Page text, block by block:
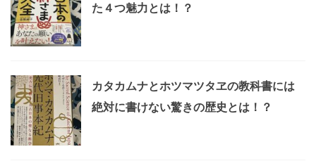
た４つ魅力とは！？
カタカムナとホツマツタヱの教科書には
絶対に書けない驚きの歴史とは！？